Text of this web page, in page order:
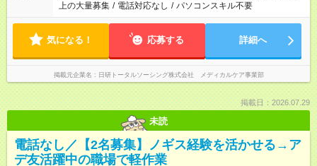
上の大量募集 / 電話対応なし / パソコンスキル不要
気になる！ 応募する 詳細へ
掲載元企業名 日研トータルソーシング株式会社 メディカルケア事業部
掲載日：2026.07.29
未読
電話なし／【2名募集】ノギス経験を活かせる→ア
デ友活躍中の職場で軽作業